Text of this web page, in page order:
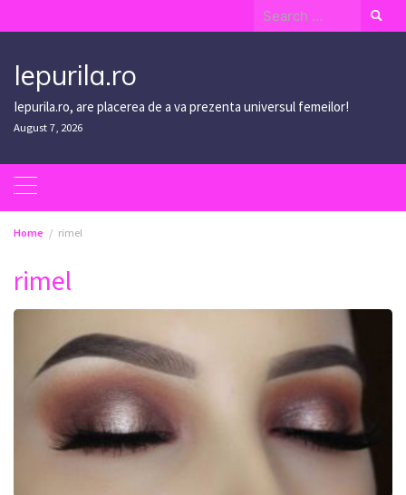
to
Search
for:
Iepurila.ro
Iepurila.ro, are placerea de a va prezenta universul femeilor!
August 7, 2026
Home rimel
rimel